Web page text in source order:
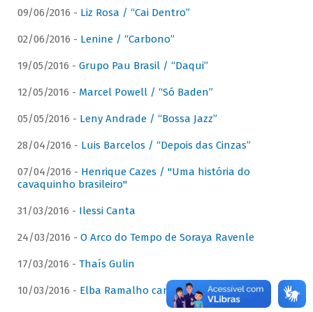
09/06/2016 - Liz Rosa / “Cai Dentro”
02/06/2016 - Lenine / “Carbono”
19/05/2016 - Grupo Pau Brasil / “Daqui”
12/05/2016 - Marcel Powell / “Só Baden”
05/05/2016 - Leny Andrade / “Bossa Jazz”
28/04/2016 - Luis Barcelos / “Depois das Cinzas”
07/04/2016 - Henrique Cazes / "Uma história do
cavaquinho brasileiro"
31/03/2016 - Ilessi Canta
24/03/2016 - O Arco do Tempo de Soraya Ravenle
17/03/2016 - Thaís Gulin
10/03/2016 - Elba Ramalho canta Dominguinhos